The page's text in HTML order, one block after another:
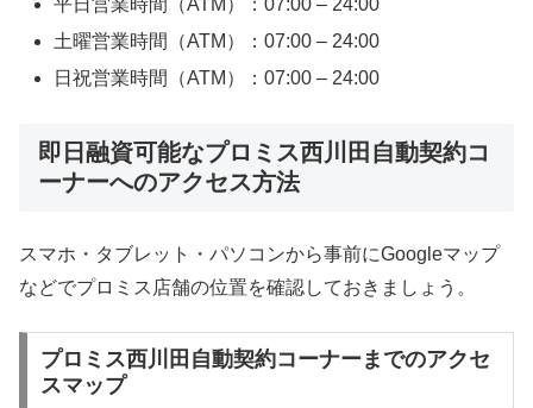
土曜営業時間（ATM）：07:00 – 24:00
日祝営業時間（ATM）：07:00 – 24:00
即日融資可能なプロミス西川田自動契約コ
ーナーへのアクセス方法
スマホ・タブレット・パソコンから事前にGoogleマップ
などでプロミス店舗の位置を確認しておきましょう。
プロミス西川田自動契約コーナーまでのアクセ
スマップ